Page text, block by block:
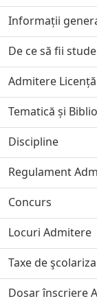
Informații
De ce să fii
Admitere
Tematică și
Discipline
Regulament
Concurs
Locuri Admitere
Taxe de
Dosar înscriere